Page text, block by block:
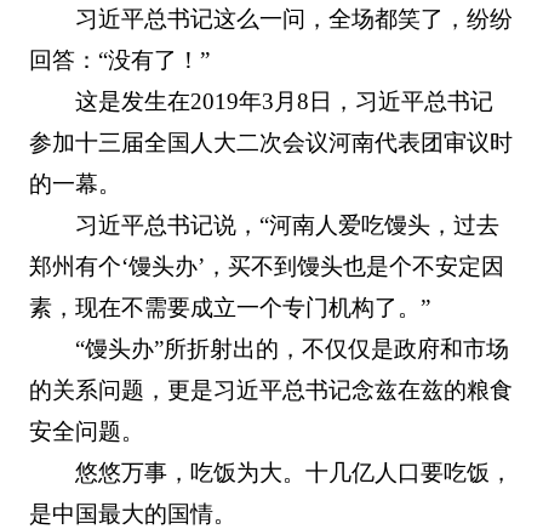
习近平总书记这么一问，全场都笑了，纷纷
回答：“没有了！”
这是发生在2019年3月8日，习近平总书记
参加十三届全国人大二次会议河南代表团审议时
的一幕。
习近平总书记说，“河南人爱吃馒头，过去
郑州有个‘馒头办’，买不到馒头也是个不安定因
素，现在不需要成立一个专门机构了。”
“馒头办”所折射出的，不仅仅是政府和市场
的关系问题，更是习近平总书记念兹在兹的粮食
安全问题。
悠悠万事，吃饭为大。十几亿人口要吃饭，
是中国最大的国情。